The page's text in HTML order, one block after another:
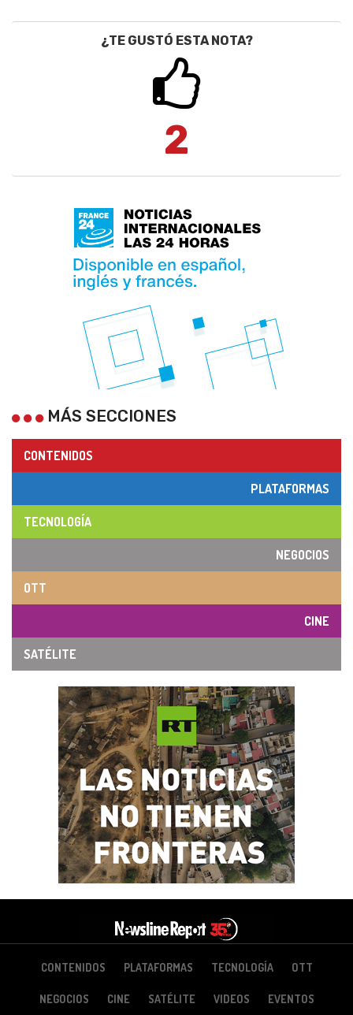
¿TE GUSTÓ ESTA NOTA?
2
MÁS SECCIONES
CONTENIDOS
PLATAFORMAS
TECNOLOGÍA
NEGOCIOS
OTT
CINE
SATÉLITE
CONTENIDOS PLATAFORMAS TECNOLOGÍA OTT
NEGOCIOS CINE SATÉLITE VIDEOS EVENTOS